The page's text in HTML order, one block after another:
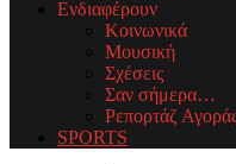
Ενδιαφέρουν
Κοινωνικά
Μουσική
Σχέσεις
Σαν σήμερα…
Ρεπορτάζ
SPORTS